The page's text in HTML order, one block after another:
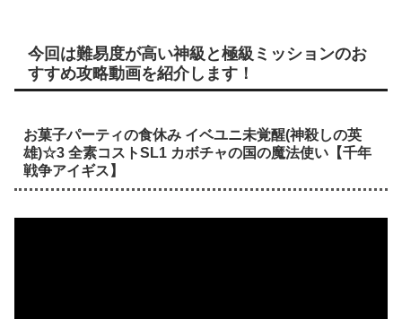
今回は難易度が高い神級と極級ミッションのお
すすめ攻略動画を紹介します！
お菓子パーティの食休み イベユニ未覚醒(神殺しの英
雄)☆3 全素コストSL1 カボチャの国の魔法使い【千年
戦争アイギス】